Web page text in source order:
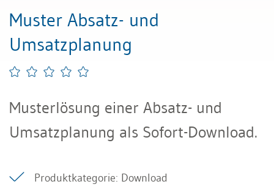
Muster Absatz- und
Umsatzplanung
Musterlösung einer Absatz- und
Umsatzplanung als Sofort-Download.
Produktkategorie: Download